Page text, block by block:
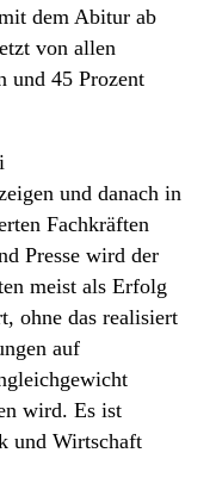
dem Abitur ab
von allen
und 45 Prozent
und danach in
Fachkräften
Presse wird der
meist als Erfolg
ohne das realisiert
auf
wird. Es ist
und Wirtschaft